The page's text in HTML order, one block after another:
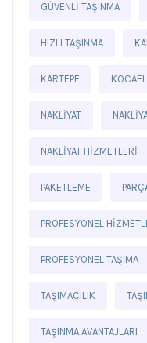
GÜVENLI TAŞINMA
HIZLI TAŞINMA
KARTEPE
NAKLIYAT
NAKLIYAT HIZMETLERI
PAKETLEME
PROFESYONEL
PROFESYONEL TAŞIMA
TAŞIMACILIK
TAŞINMA AVANTAJLARI